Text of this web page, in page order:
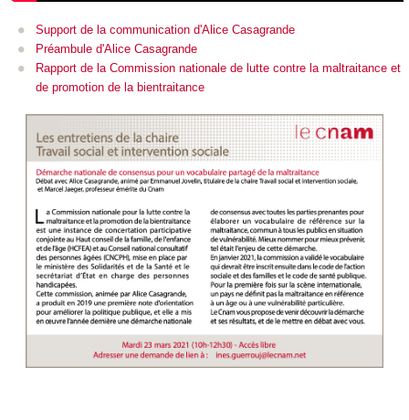
Support de la communication d'Alice Casagrande
Préambule d'Alice Casagrande
Rapport de la Commission nationale de lutte contre la maltraitance et
de promotion de la bientraitance